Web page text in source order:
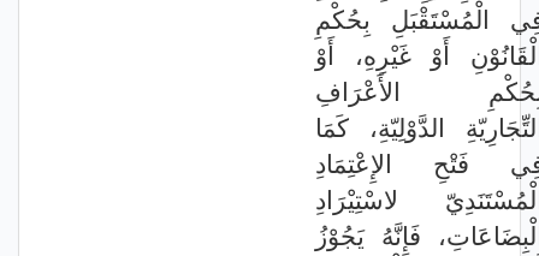
الْمُسْتَقْبَلِ بِحُكْمِ
أَوْ غَيْرِهِ، أَوْ
الأَعْرَافِ
الدَّوْلِيّةِ، كَمَا
فَتْحِ الإِعْتِمَادِ
لاسْتِيْرَادِ
فَإِنَّهُ يَجُوْزُ